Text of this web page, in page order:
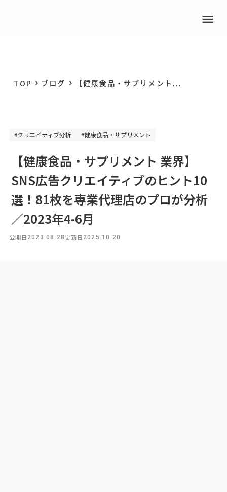
menu
TOP keyboard_arrow_right ブログ keyboard_arrow_right 【健康食品・サプリメント...
#クリエイティブ分析 #健康食品・サプリメント
【健康食品・サプリメント 業界】
SNS広告クリエイティブのヒント10
選！81枚を専業代理店のプロが分析
／2023年4-6月
公開日 2023.08.28 更新日 2025.10.20